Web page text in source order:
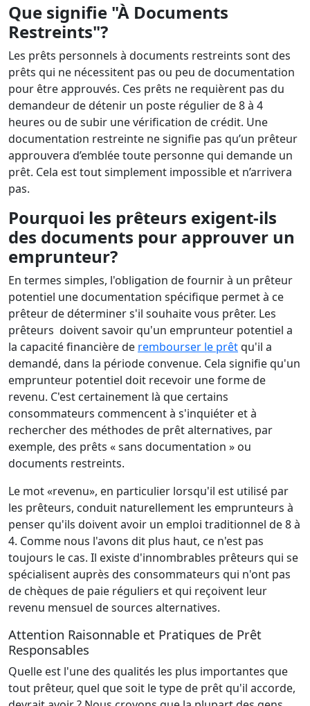
Que signifie "À Documents
Restreints"?
Les prêts personnels à documents restreints sont des
prêts qui ne nécessitent pas ou peu de documentation
pour être approuvés. Ces prêts ne requièrent pas du
demandeur de détenir un poste régulier de 8 à 4
heures ou de subir une vérification de crédit. Une
documentation restreinte ne signifie pas qu’un prêteur
approuvera d’emblée toute personne qui demande un
prêt. Cela est tout simplement impossible et n’arrivera
pas.
Pourquoi les prêteurs exigent-ils
des documents pour approuver un
emprunteur?
En termes simples, l'obligation de fournir à un prêteur
potentiel une documentation spécifique permet à ce
prêteur de déterminer s'il souhaite vous prêter. Les
prêteurs doivent savoir qu'un emprunteur potentiel a
la capacité financière de rembourser le prêtqu'il a
demandé, dans la période convenue. Cela signifie qu'un
emprunteur potentiel doit recevoir une forme de
revenu. C'est certainement là que certains
consommateurs commencent à s'inquiéter et à
rechercher des méthodes de prêt alternatives, par
exemple, des prêts « sans documentation » ou
documents restreints.
Le mot «revenu», en particulier lorsqu'il est utilisé par
les prêteurs, conduit naturellement les emprunteurs à
penser qu'ils doivent avoir un emploi traditionnel de 8 à
4. Comme nous l'avons dit plus haut, ce n'est pas
toujours le cas. Il existe d'innombrables prêteurs qui se
spécialisent auprès des consommateurs qui n'ont pas
de chèques de paie réguliers et qui reçoivent leur
revenu mensuel de sources alternatives.
Attention Raisonnable et Pratiques de Prêt
Responsables
Quelle est l'une des qualités les plus importantes que
tout prêteur, quel que soit le type de prêt qu'il accorde,